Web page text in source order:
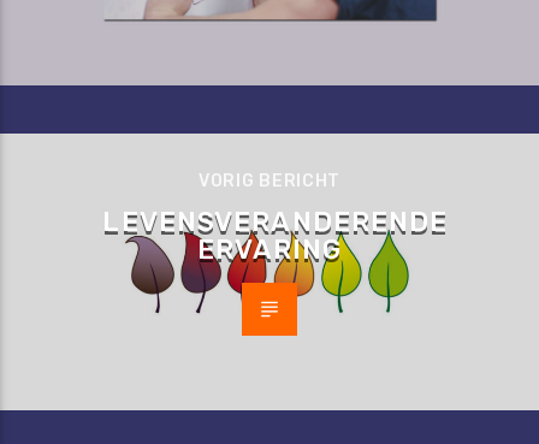
VORIG BERICHT
LEVENSVERANDERENDE
ERVARING